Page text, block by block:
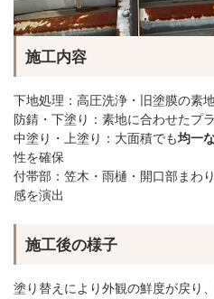
施工内容
下地処理：高圧洗浄・旧塗膜の素
防錆・下塗り：素地に合わせたプ
中塗り・上塗り：大面積でも均一
性を確保
付帯部：笠木・雨樋・開口部まわ
感を演出
施工後の様子
塗り替えにより外観の鮮度が戻り、